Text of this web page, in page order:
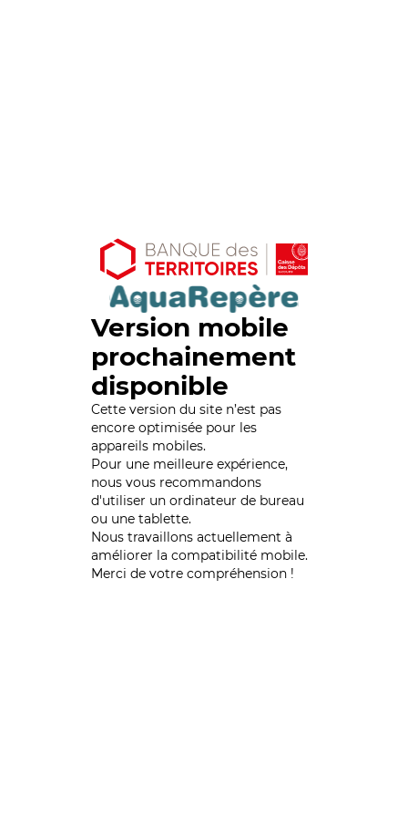
Version mobile
prochainement
disponible
Cette version du site n’est pas
encore optimisée pour les
appareils mobiles.
Pour une meilleure expérience,
nous vous recommandons
d'utiliser un ordinateur de bureau
ou une tablette.
Nous travaillons actuellement à
améliorer la compatibilité mobile.
Merci de votre compréhension !